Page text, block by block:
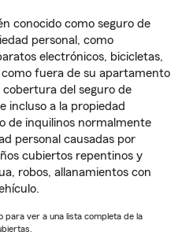
conocido como seguro de
personal, como
electrónicos, bicicletas,
fuera de su apartamento
del seguro de
incluso a la propiedad
de inquilinos normalmente
personal causadas por
cubiertos repentinos y
robos, allanamientos con
para ver a una lista completa de la